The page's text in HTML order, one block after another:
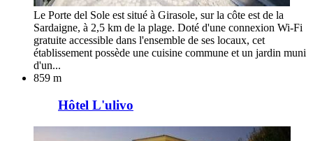
Le Porte del Sole est situé à Girasole, sur la côte est de la
Sardaigne, à 2,5 km de la plage. Doté d'une connexion Wi-Fi
gratuite accessible dans l'ensemble de ses locaux, cet
établissement possède une cuisine commune et un jardin muni
d'un...
859 m
Hôtel L'ulivo